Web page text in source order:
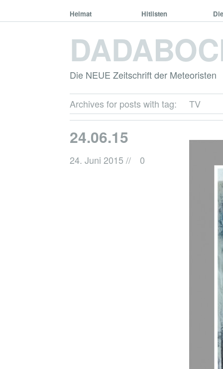
Heimat Hitlisten
Die NEUE Zeitschrift der Meteoristen
Archives for posts with tag: TV
24.06.15
24. Juni 2015 // 0